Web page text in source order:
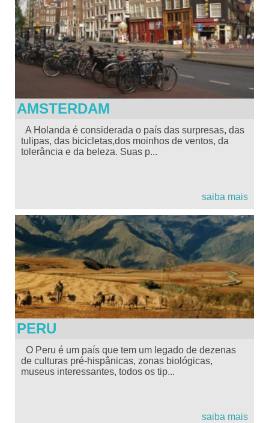
AMSTERDAM
A Holanda é considerada o país das surpresas, das
tulipas, das bicicletas,dos moinhos de ventos, da
tolerância e da beleza. Suas p...
saiba mais
PERU
O Peru é um país que tem um legado de dezenas
de culturas pré-hispânicas, zonas biológicas,
museus interessantes, todos os tip...
saiba mais